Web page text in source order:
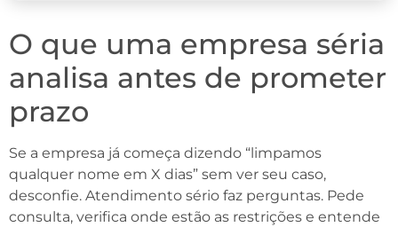
O que uma empresa séria
analisa antes de prometer
prazo
Se a empresa já começa dizendo “limpamos
qualquer nome em X dias” sem ver seu caso,
desconfie. Atendimento sério faz perguntas. Pede
consulta, verifica onde estão as restrições e entende